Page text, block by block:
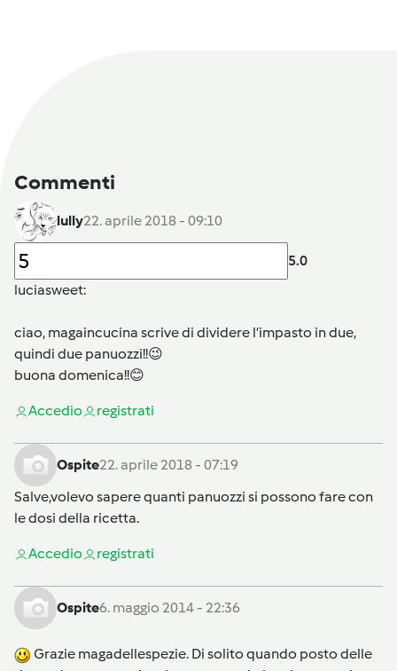
Commenti
lully22. aprile 2018 - 09:10
5.0
luciasweet:
ciao, magaincucina scrive di dividere l’impasto in due,
quindi due panuozzi!!😉
buona domenica!!😊
Accedio registrati
Ospite22. aprile 2018 - 07:19
Salve,volevo sapere quanti panuozzi si possono fare con
le dosi della ricetta.
Accedio registrati
Ospite6. maggio 2014 - 22:36
Grazie magadellespezie. Di solito quando posto delle